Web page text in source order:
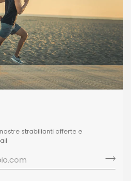
strabilianti offerte e